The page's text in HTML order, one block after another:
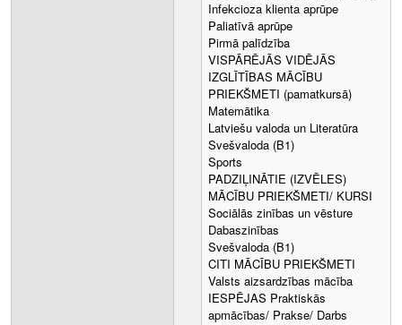
Infekcioza klienta aprūpe
Paliatīvā aprūpe
Pirmā palīdzība
VISPĀRĒJĀS VIDĒJĀS
IZGLĪTĪBAS MĀCĪBU
PRIEKŠMETI (pamatkursā)
Matemātika
Latviešu valoda un Literatūra
Svešvaloda (B1)
Sports
PADZIĻINĀTIE (IZVĒLES)
MĀCĪBU PRIEKŠMETI/ KURSI
Sociālās zinības un vēsture
Dabaszinības
Svešvaloda (B1)
CITI MĀCĪBU PRIEKŠMETI
Valsts aizsardzības mācība
IESPĒJAS Praktiskās
apmācības/ Prakse/ Darbs